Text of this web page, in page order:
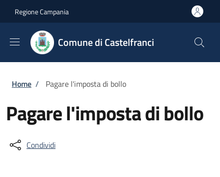
Regione Campania
Comune di Castelfranci
Briciole di pane
Home / Pagare l'imposta di bollo
Pagare l'imposta di bollo
Condividi